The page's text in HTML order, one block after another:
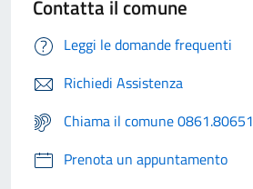
Contatta il comune
Leggi le domande frequenti
Richiedi Assistenza
Chiama il comune 0861.80651
Prenota un appuntamento